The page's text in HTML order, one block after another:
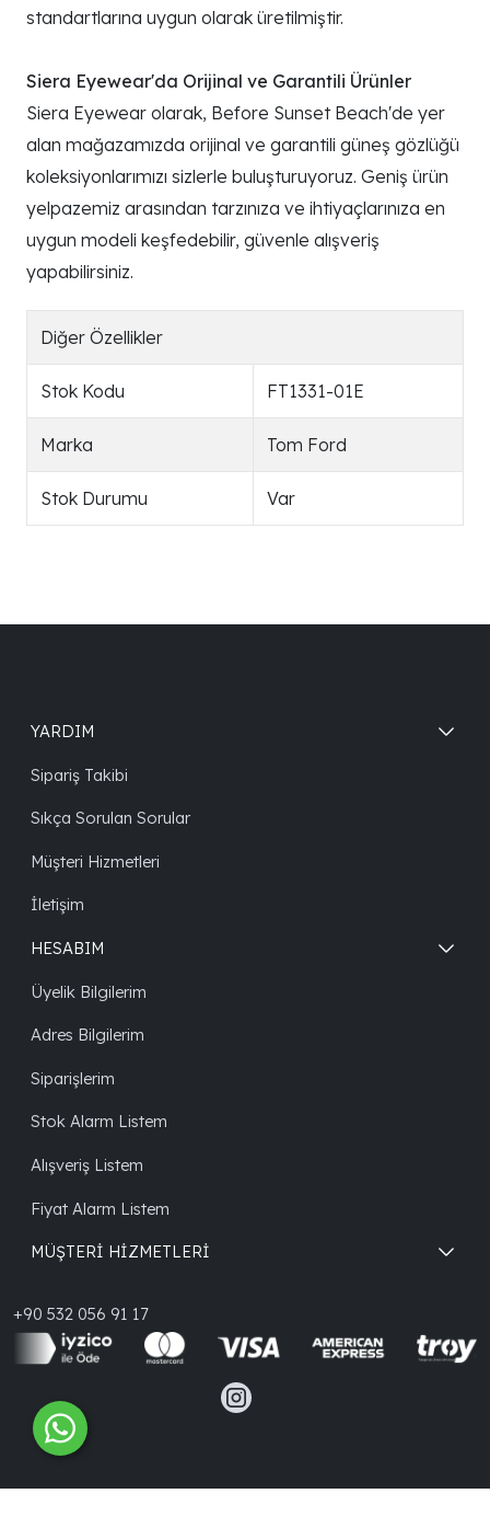
standartlarına uygun olarak üretilmiştir.
Siera Eyewear'da Orijinal ve Garantili Ürünler
Siera Eyewear olarak, Before Sunset Beach'de yer
alan mağazamızda orijinal ve garantili güneş gözlüğü
koleksiyonlarımızı sizlerle buluşturuyoruz. Geniş ürün
yelpazemiz arasından tarzınıza ve ihtiyaçlarınıza en
uygun modeli keşfedebilir, güvenle alışveriş
yapabilirsiniz.
Diğer Özellikler
Stok Kodu FT1331-01E
Marka Tom Ford
Stok Durumu Var
YARDIM
Sipariş Takibi
Sıkça Sorulan Sorular
Müşteri Hizmetleri
İletişim
HESABIM
Üyelik Bilgilerim
Adres Bilgilerim
Siparişlerim
Stok Alarm Listem
Alışveriş Listem
Fiyat Alarm Listem
MÜŞTERİ HİZMETLERİ
+90 532 056 91 17